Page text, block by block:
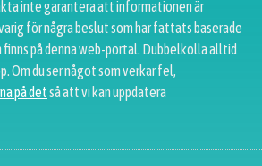
inte garantera att informationen är
för några beslut som har fattats baserade
på denna web-portal. Dubbelkolla alltid
Om du ser något som verkar fel,
på detså att vi kan uppdatera